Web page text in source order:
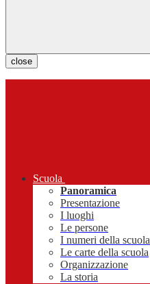
close
Scuola
Panoramica
Presentazione
I luoghi
Le persone
I numeri della scuola
Le carte della scuola
Organizzazione
La storia